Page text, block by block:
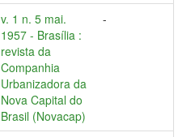
v. 1 n. 5 mai.
1957 - Brasília :
revista da
Companhia
Urbanizadora da
Nova Capital do
Brasil (Novacap)
-